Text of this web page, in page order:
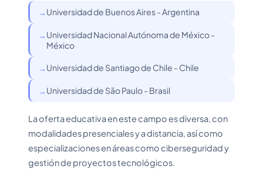
Universidad de Buenos Aires - Argentina
Universidad Nacional Autónoma de México -
México
Universidad de Santiago de Chile - Chile
Universidad de São Paulo - Brasil
La oferta educativa en este campo es diversa, con
modalidades presenciales y a distancia, así como
especializaciones en áreas como ciberseguridad y
gestión de proyectos tecnológicos.